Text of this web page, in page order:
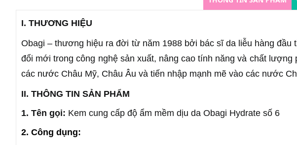
I. THƯƠNG HIỆU
Obagi – thương hiệu ra đời từ năm 1988 bởi bác sĩ da liễu hàng
đổi mới trong công nghệ sản xuất, nâng cao tính năng và chất
các nước Châu Mỹ, Châu Âu và tiến nhập mạnh mẽ vào các nước
II. THÔNG TIN SẢN PHẨM
1. Tên gọi: Kem cung cấp độ ẩm mềm dịu da Obagi Hydrate số 6
2. Công dụng: